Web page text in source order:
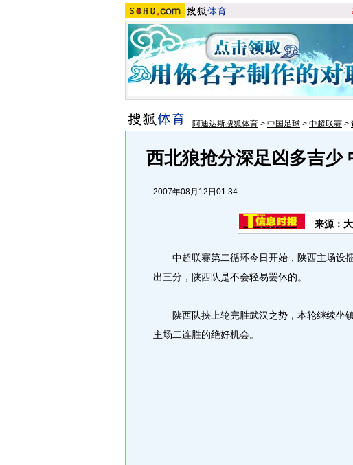
阿迪达斯搜狐体育 > 中国足球 > 中超联赛 >
西北狼抢分深足凶多吉少
2007年08月12日01:34
来源：
中超联赛第二循环今日开始，陕西主场设
出三分，陕西队是不会轻易罢休的。
陕西队挟上轮完胜武汉之势，本轮继续坐
主场二连胜的绝好机会。